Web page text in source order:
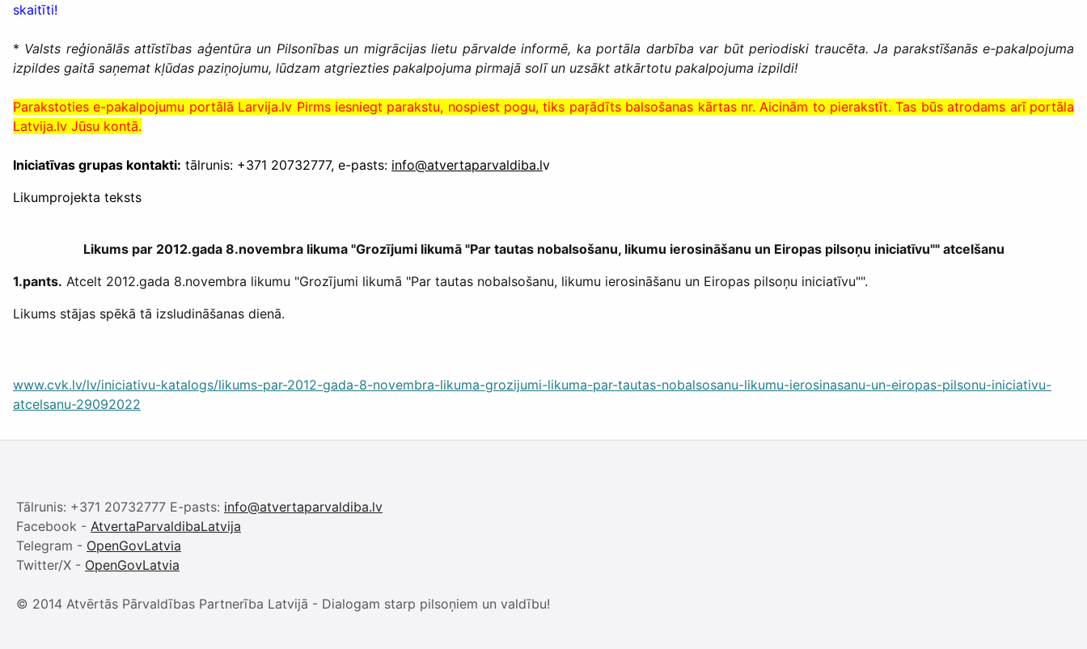
skaitīti!
* Valsts reģionālās attīstības aģentūra un Pilsonības un migrācijas lietu pārvalde informē, ka portāla darbība var būt periodiski traucēta. Ja parakstīšanās e-pakalpojuma
izpildes gaitā saņemat kļūdas paziņojumu, lūdzam atgriezties pakalpojuma pirmajā solī un uzsākt atkārtotu pakalpojuma izpildi!
Parakstoties e-pakalpojumu portālā Larvija.lv Pirms iesniegt parakstu, nospiest pogu, tiks paŗādīts balsošanas kārtas nr. Aicinām to pierakstīt. Tas būs atrodams arī portāla
Latvija.lv Jūsu kontā.
Iniciatīvas grupas kontakti: tālrunis: +371 20732777, e-pasts: info@atvertaparvaldiba.lv
Likumprojekta teksts
Likums par 2012.gada 8.novembra likuma "Grozījumi likumā "Par tautas nobalsošanu, likumu ierosināšanu un Eiropas pilsoņu iniciatīvu"" atcelšanu
1.pants. Atcelt 2012.gada 8.novembra likumu "Grozījumi likumā "Par tautas nobalsošanu, likumu ierosināšanu un Eiropas pilsoņu iniciatīvu"".
Likums stājas spēkā tā izsludināšanas dienā.
www.cvk.lv/lv/iniciativu-katalogs/likums-par-2012-gada-8-novembra-likuma-grozijumi-likuma-par-tautas-nobalsosanu-likumu-ierosinasanu-un-eiropas-pilsonu-iniciativu-
atcelsanu-29092022
Tālrunis: +371 20732777 E-pasts: info@atvertaparvaldiba.lv
Facebook - AtvertaParvaldibaLatvija
Telegram - OpenGovLatvia
Twitter/X - OpenGovLatvia
© 2014 Atvērtās Pārvaldības Partnerība Latvijā - Dialogam starp pilsoņiem un valdību!